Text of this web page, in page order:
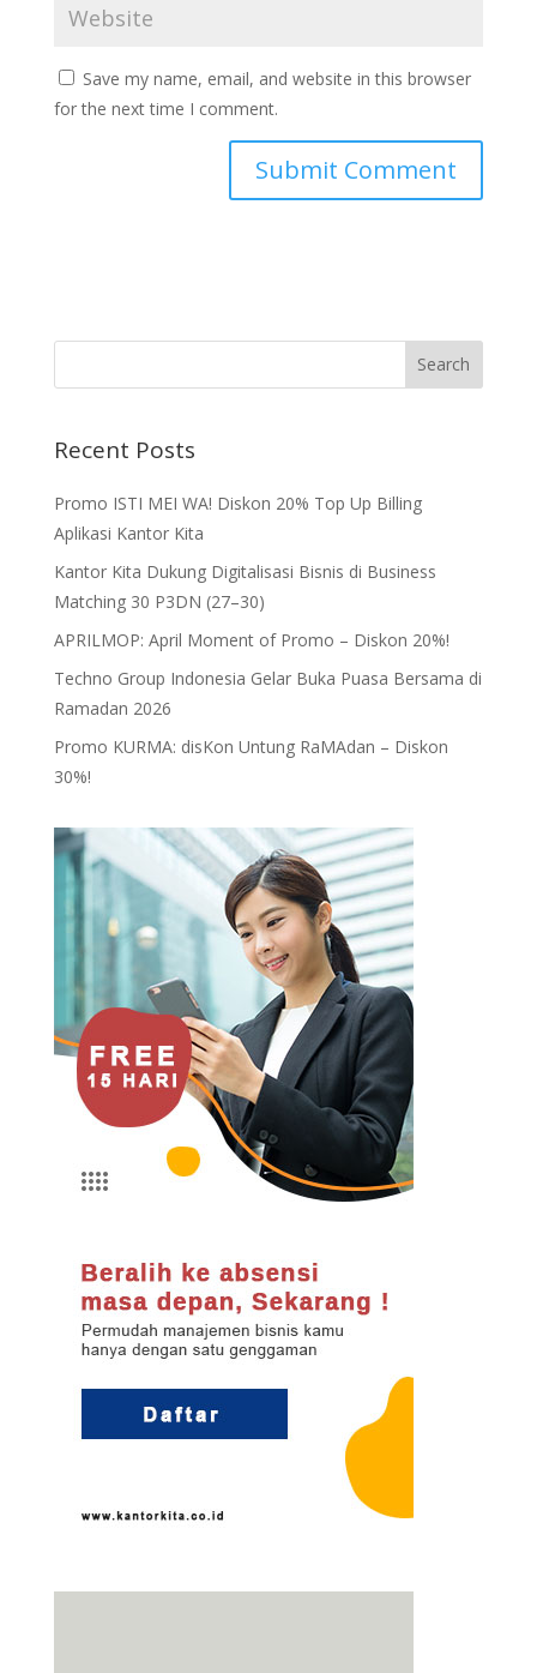
Save my name, email, and website in this browser
for the next time I comment.
Recent Posts
Promo ISTI MEI WA! Diskon 20% Top Up Billing
Aplikasi Kantor Kita
Kantor Kita Dukung Digitalisasi Bisnis di Business
Matching 30 P3DN (27–30)
APRILMOP: April Moment of Promo – Diskon 20%!
Techno Group Indonesia Gelar Buka Puasa Bersama di
Ramadan 2026
Promo KURMA: disKon Untung RaMAdan – Diskon
30%!